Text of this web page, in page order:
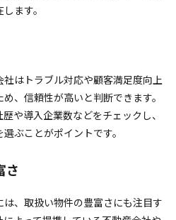
ます。
はトラブル対応や顧客満足度向上
、信頼性が高いと判断できます。
や導入企業数などをチェックし、
ぶことがポイントです。
さ
、取扱い物件の豊富さにも注目す